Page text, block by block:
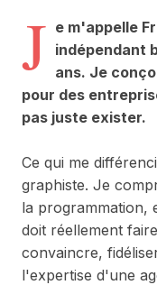
J e m'appelle
indépendant
ans. Je
pour des
pas juste exister.
Ce qui me
graphiste. Je
la programmation,
doit réellement
convaincre,
l'expertise d'une